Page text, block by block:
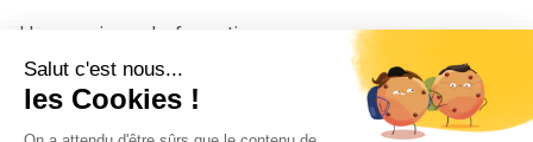
Un organisme de formation
Un conseiller
Une solution pour raccrocher